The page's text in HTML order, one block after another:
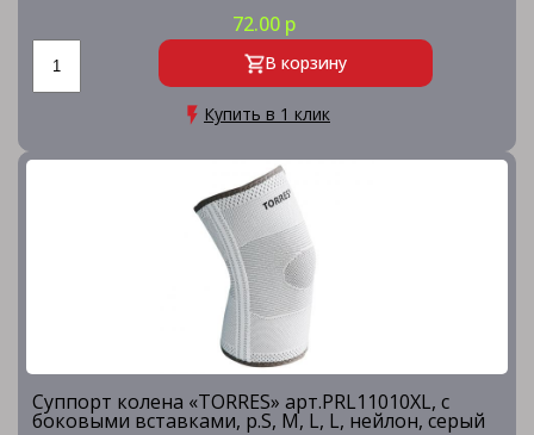
72.00 р
В корзину
Купить в 1 клик
Суппорт колена «TORRES» арт.PRL11010XL, с
боковыми вставками, р.S, M, L, L, нейлон, серый